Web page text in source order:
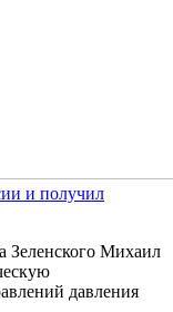
и получил
Зеленского Михаил
давления